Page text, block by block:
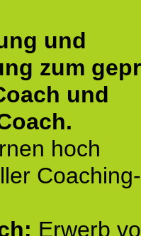
und
zum
und
hoch
Coaching-
Erwerb